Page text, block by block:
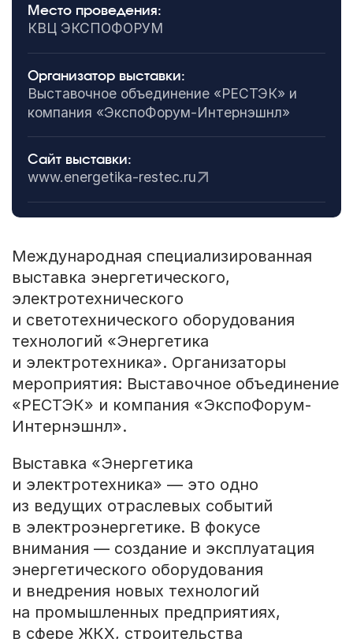
Место проведения:
КВЦ ЭКСПОФОРУМ
Организатор выставки:
Выставочное объединение «РЕСТЭК» и
компания «ЭкспоФорум-Интернэшнл»
Сайт выставки:
www.energetika-restec.ru
Международная специализированная
выставка энергетического,
электротехнического
и светотехнического оборудования
технологий «Энергетика
и электротехника». Организаторы
мероприятия: Выставочное объединение
«РЕСТЭК» и компания «ЭкспоФорум-
Интернэшнл».
Выставка «Энергетика
и электротехника» — это одно
из ведущих отраслевых событий
в электроэнергетике. В фокусе
внимания — создание и эксплуатация
энергетического оборудования
и внедрения новых технологий
на промышленных предприятиях,
в сфере ЖКХ, строительства